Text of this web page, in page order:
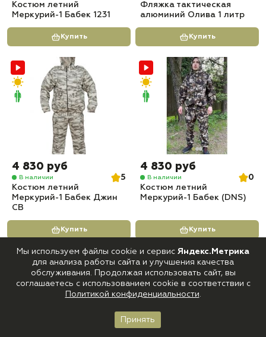
Костюм летний
Меркурий-1 Бабек 1231
Купить
Фляжка тактическая
алюминий Олива 1 литр
Купить
4 830 руб
В наличии
5
Костюм летний
Меркурий-1 Бабек Джин
СВ
Купить
4 830 руб
В наличии
0
Костюм летний
Меркурий-1 Бабек (DNS)
Купить
Корзина
Мы используем файлы cookie и сервис Яндекс.Метрика
для анализа работы сайта и улучшения качества
обслуживания. Продолжая использовать сайт, вы
соглашаетесь с использованием cookie в соответствии с
Политикой конфиденциальности.
Принять